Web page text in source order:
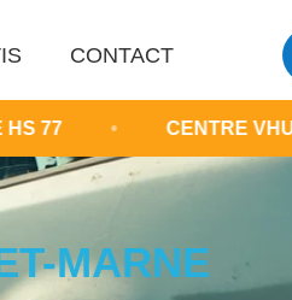
CONTACT
CENTRE VHU SEINE-ET-
MARNE